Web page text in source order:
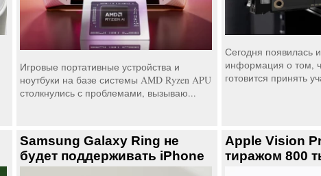
Игровые портативные устройства и
ноутбуки на базе системы AMD Ryzen APU
столкнулись с проблемами, вызываю...
Сегодня появилась
информация о том,
готовится принять
Samsung Galaxy Ring не
будет поддерживать iPhone
Apple Vision
тиражом 800